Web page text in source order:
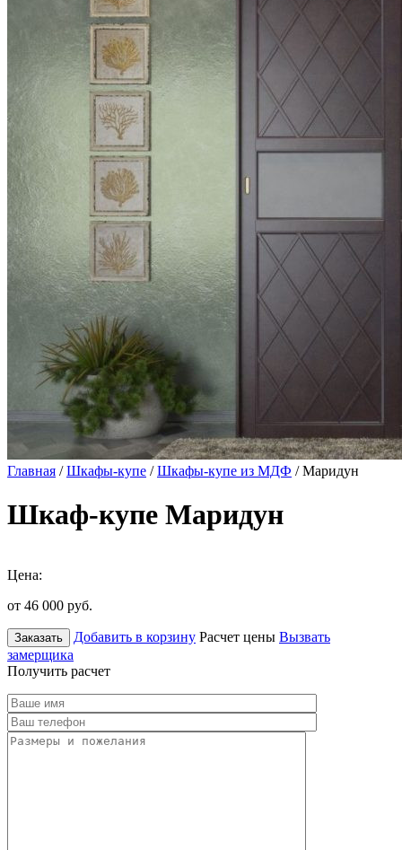
Главная /Шкафы-купе /Шкафы-купе из МДФ / Маридун
Шкаф-купе Маридун
Цена:
от 46 000 руб.
Заказать Добавить в корзину Расчет цены Вызвать
замерщика
Получить расчет